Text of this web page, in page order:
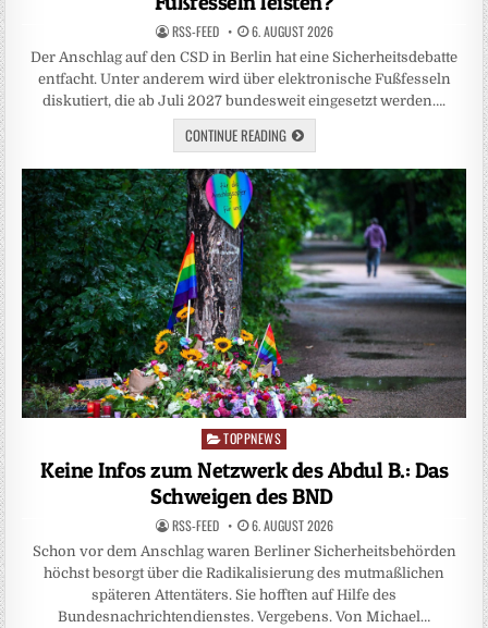
RSS-FEED 6. AUGUST 2026
Der Anschlag auf den CSD in Berlin hat eine Sicherheitsdebatte
entfacht. Unter anderem wird über elektronische Fußfesseln
diskutiert, die ab Juli 2027 bundesweit eingesetzt werden….
CONTINUE READING
Posted
in
TOPPNEWS
Keine Infos zum Netzwerk des Abdul B.: Das
Schweigen des BND
RSS-FEED 6. AUGUST 2026
Schon vor dem Anschlag waren Berliner Sicherheitsbehörden
höchst besorgt über die Radikalisierung des mutmaßlichen
späteren Attentäters. Sie hofften auf Hilfe des
Bundesnachrichtendienstes. Vergebens. Von Michael…